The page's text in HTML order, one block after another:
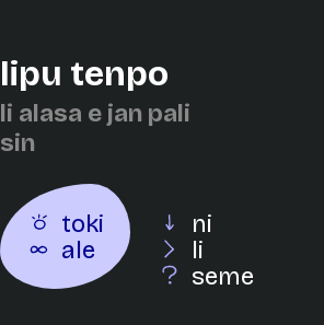
lipu tenpo
li alasa e jan pali
sin
toki
ale
ni
li
seme